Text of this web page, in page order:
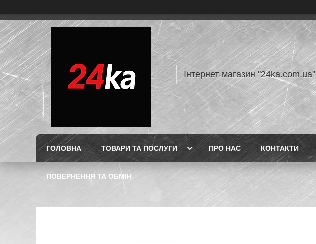
Інтернет-магазин "24ka.com.ua"
ГОЛОВНА ТОВАРИ ТА ПОСЛУГИ ПРО НАС КОНТАКТИ
ПОВЕРНЕННЯ ТА ОБМІН